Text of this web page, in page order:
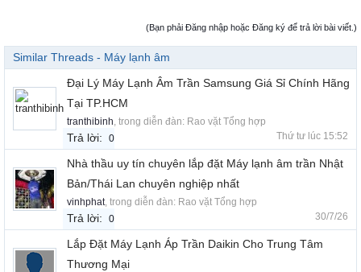
(Bạn phải Đăng nhập hoặc Đăng ký để trả lời bài viết.)
Similar Threads - Máy lạnh âm
Đại Lý Máy Lạnh Âm Trần Samsung Giá Sỉ Chính Hãng
Tại TP.HCM
tranthibinh, trong diễn đàn: Rao vặt Tổng hợp
Trả lời: 0 Thứ tư lúc 15:52
Nhà thầu uy tín chuyên lắp đặt Máy lạnh âm trần Nhật
Bản/Thái Lan chuyên nghiệp nhất
vinhphat, trong diễn đàn: Rao vặt Tổng hợp
Trả lời: 0 30/7/26
Lắp Đặt Máy Lạnh Áp Trần Daikin Cho Trung Tâm
Thương Mại